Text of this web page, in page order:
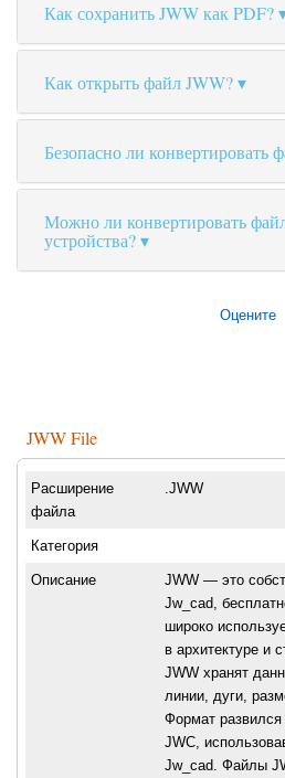
Как сохранить JWW как PDF?
Как открыть файл JWW?
Безопасно ли конвертировать
Можно ли конвертировать
устройства?
Оцените
JWW File
Расширение
файла
.JWW
Категория
Описание
JWW — это
Jw_cad,
широко
в архитектуре и
JWW хранят
линии, дуги,
Формат
JWC,
Jw_cad. Файлы